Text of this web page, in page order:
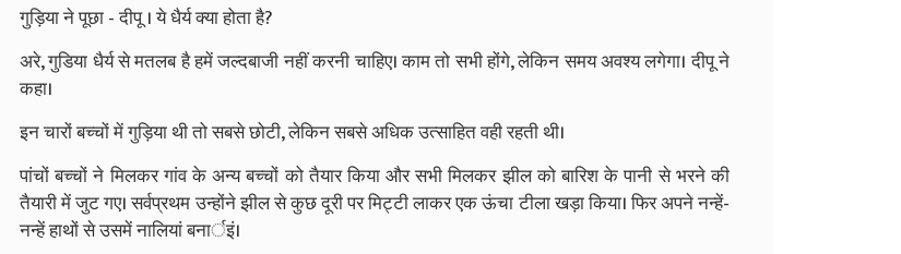
गुड़िया ने पूछा - दीपू । ये धैर्य क्या होता है?
अरे, गुडिया धैर्य से मतलब है हमें जल्दबाजी नहीं करनी चाहिए। काम तो सभी होंगे, लेकिन समय अवश्य लगेगा। दीपू ने
कहा।
इन चारों बच्चों में गुड़िया थी तो सबसे छोटी, लेकिन सबसे अधिक उत्साहित वही रहती थी।
पांचों बच्चों ने मिलकर गांव के अन्य बच्चों को तैयार किया और सभी मिलकर झील को बारिश के पानी से भरने की
तैयारी में जुट गए। सर्वप्रथम उन्होंने झील से कुछ दूरी पर मिट्टी लाकर एक ऊंचा टीला खड़ा किया। फिर अपने नन्हें-
नन्हें हाथों से उसमें नालियां बनार्इं।